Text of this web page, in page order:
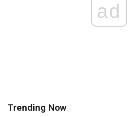
ad
Trending Now